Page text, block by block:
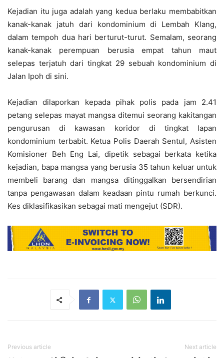
Kejadian itu juga adalah yang kedua berlaku membabitkan
kanak-kanak jatuh dari kondominium di Lembah Klang,
dalam tempoh dua hari berturut-turut. Semalam, seorang
kanak-kanak perempuan berusia empat tahun maut
selepas terjatuh dari tingkat 29 sebuah kondominium di
Jalan Ipoh di sini.
Kejadian dilaporkan kepada pihak polis pada jam 2.41
petang selepas mayat mangsa ditemui seorang kakitangan
pengurusan di kawasan koridor di tingkat lapan
kondominium terbabit. Ketua Polis Daerah Sentul, Asisten
Komisioner Beh Eng Lai, dipetik sebagai berkata ketika
kejadian, bapa mangsa yang berusia 35 tahun keluar untuk
membeli barang dan mangsa ditinggalkan bersendirian
tanpa pengawasan dalam keadaan pintu rumah berkunci.
Kes diklasifikasikan sebagai mati mengejut (SDR).
Previous article Next article